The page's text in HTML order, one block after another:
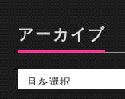
アーカイブ
カ